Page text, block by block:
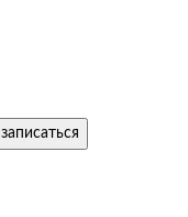
записаться